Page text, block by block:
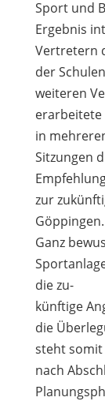
Sport und
Ergebnis
Vertretern
der
weiteren
erarbeitete
in
Sitzungen
zur
Göppingen.
Ganz
die zu-
künftige
die
steht somit
nach